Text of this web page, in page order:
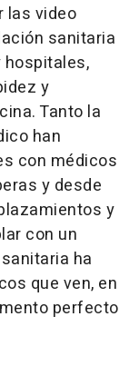
las video
sanitaria
y
Tanto la
han
con médicos
y desde
y
con un
ha
que ven, en
perfecto